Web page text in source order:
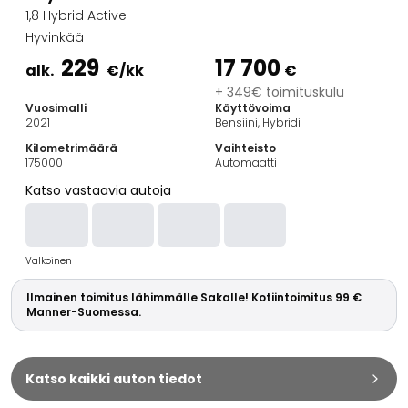
Farmariautot
Kaupunkiautot
Vetoautot
Hyötyajoneuvot
Huutokauppa-autot
Edulliset autot
Automerkit
BMW
Kia
Mercedes-Benz
Polestar
Skoda
Tesla
Toyota
Volkswagen
1,8 Hybrid Active
Hyvinkää
alk. 229 €/kk 17 700 €
+ 349€ toimituskulu
Vuosimalli
2021
Käyttövoima
Bensiini, Hybridi
Kilometrimäärä
175000
Vaihteisto
Automaatti
Katso vastaavia autoja
Valkoinen
Ilmainen toimitus lähimmälle Sakalle! Kotiintoimitus 99 €
Manner-Suomessa.
Katso kaikki auton tiedot